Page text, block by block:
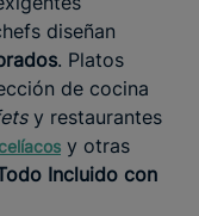
diseñan
. Platos
de cocina
y restaurantes
y otras
Incluido con